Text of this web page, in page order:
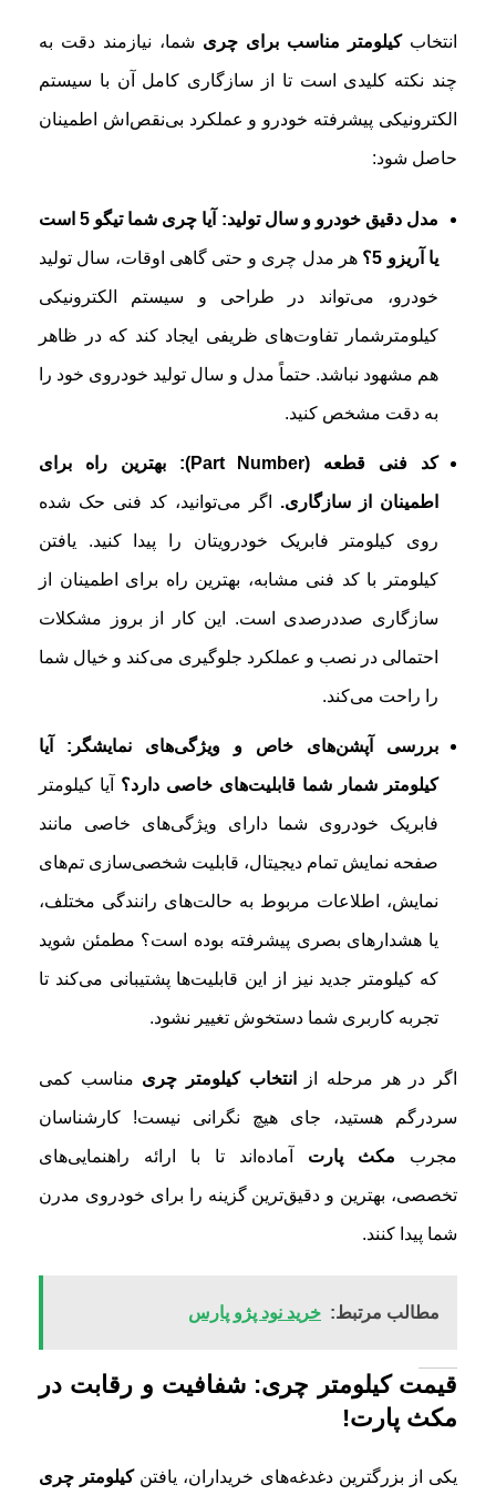
انتخابکیلومتر مناسب برای چری شما، نیازمند دقت به
چند نکته کلیدی است تا از سازگاری کامل آن با سیستم
الکترونیکی پیشرفته خودرو و عملکرد بی‌نقص‌اش اطمینان
حاصل شود:
مدل دقیق خودرو و سال تولید: آیا چری شما تیگو 5 است
یا آریزو 5؟ هر مدل چری و حتی گاهی اوقات، سال تولید
خودرو، می‌تواند در طراحی و سیستم الکترونیکی
کیلومترشمار تفاوت‌های ظریفی ایجاد کند که در ظاهر
هم مشهود نباشد. حتماً مدل و سال تولید خودروی خود را
به دقت مشخص کنید.
کد فنی قطعه (Part Number): بهترین راه برای
اطمینان از سازگاری. اگر می‌توانید، کد فنی حک شده
روی کیلومتر فابریک خودرویتان را پیدا کنید. یافتن
کیلومتر با کد فنی مشابه، بهترین راه برای اطمینان از
سازگاری صددرصدی است. این کار از بروز مشکلات
احتمالی در نصب و عملکرد جلوگیری می‌کند و خیال شما
را راحت می‌کند.
بررسی آپشن‌های خاص و ویژگی‌های نمایشگر: آیا
کیلومتر شمار شما قابلیت‌های خاصی دارد؟ آیا کیلومتر
فابریک خودروی شما دارای ویژگی‌های خاصی مانند
صفحه نمایش تمام دیجیتال، قابلیت شخصی‌سازی تم‌های
نمایش، اطلاعات مربوط به حالت‌های رانندگی مختلف،
یا هشدارهای بصری پیشرفته بوده است؟ مطمئن شوید
که کیلومتر جدید نیز از این قابلیت‌ها پشتیبانی می‌کند تا
تجربه کاربری شما دستخوش تغییر نشود.
اگر در هر مرحله از انتخاب کیلومتر چری مناسب کمی
سردرگم هستید، جای هیچ نگرانی نیست! کارشناسان
مجرب مکث پارت آماده‌اند تا با ارائه راهنمایی‌های
تخصصی، بهترین و دقیق‌ترین گزینه را برای خودروی مدرن
شما پیدا کنند.
مطالب مرتبط: خرید نود پژو پارس
قیمت کیلومتر چری: شفافیت و رقابت در
مکث پارت!
یکی از بزرگترین دغدغه‌های خریداران، یافتنکیلومتر چری